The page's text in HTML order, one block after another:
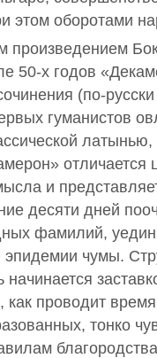
этом оборотами
50-х годов
(по-
гуманистов
отличается
и
десяти дней
фамилий,
чумы.
проводит
тонко